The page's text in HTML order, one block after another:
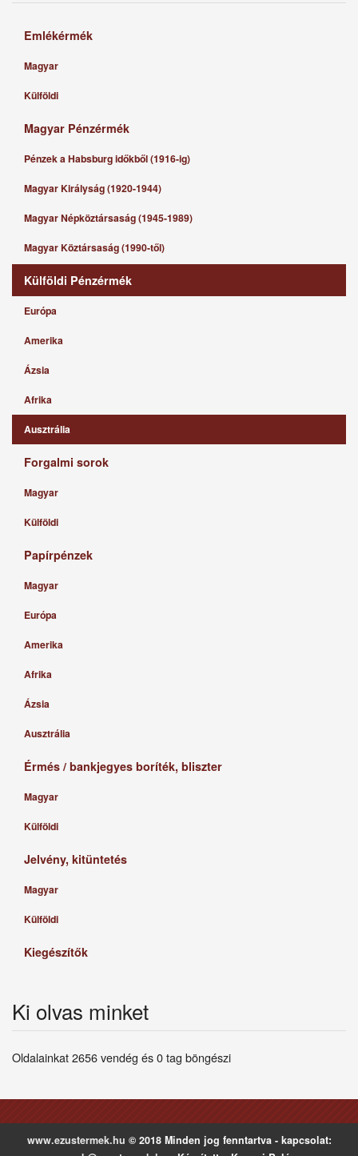
Emlékérmék
Magyar
Külföldi
Magyar Pénzérmék
Pénzek a Habsburg időkből (1916-ig)
Magyar Királyság (1920-1944)
Magyar Népköztársaság (1945-1989)
Magyar Köztársaság (1990-től)
Külföldi Pénzérmék
Európa
Amerika
Ázsia
Afrika
Ausztrália
Forgalmi sorok
Magyar
Külföldi
Papírpénzek
Magyar
Európa
Amerika
Afrika
Ázsia
Ausztrália
Érmés / bankjegyes boríték, bliszter
Magyar
Külföldi
Jelvény, kitüntetés
Magyar
Külföldi
Kiegészítők
Ki olvas minket
Oldalainkat 2656 vendég és 0 tag böngészi
www.ezustermek.hu © 2018 Minden jog fenntartva - kapcsolat: